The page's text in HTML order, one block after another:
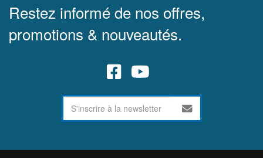
Restez informé de nos offres,
promotions & nouveautés.